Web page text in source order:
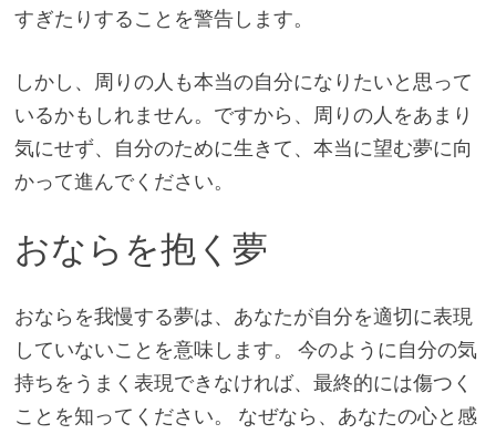
すぎたりすることを警告します。
しかし、周りの人も本当の自分になりたいと思って
いるかもしれません。ですから、周りの人をあまり
気にせず、自分のために生きて、本当に望む夢に向
かって進んでください。
おならを抱く夢
おならを我慢する夢は、あなたが自分を適切に表現
していないことを意味します。 今のように自分の気
持ちをうまく表現できなければ、最終的には傷つく
ことを知ってください。 なぜなら、あなたの心と感